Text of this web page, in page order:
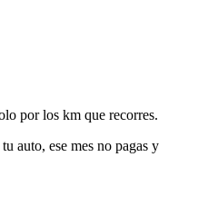
por los km que recorres.
auto, ese mes no pagas y